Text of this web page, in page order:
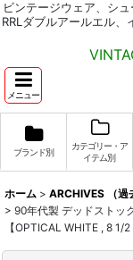
ビンテージウェア、シ
RRLダブルアールエル
メニュー
ブランド別
カテゴリー・ア
イテム別
ホーム > ARCHIVES （過
> 90年代製 デッドストッ
【OPTICAL WHITE , 8 1/